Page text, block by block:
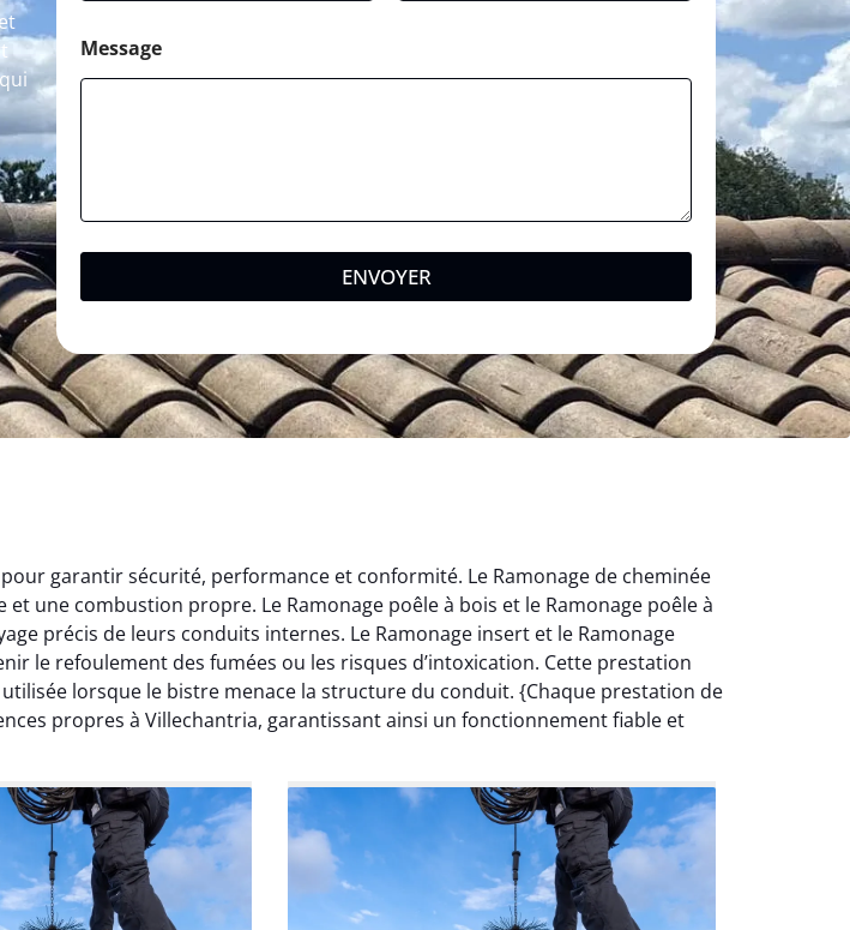
Message
ENVOYER
garantir sécurité, performance et conformité. Le Ramonage de cheminée
une combustion propre. Le Ramonage poêle à bois et le Ramonage poêle à
précis de leurs conduits internes. Le Ramonage insert et le Ramonage
le refoulement des fumées ou les risques d’intoxication. Cette prestation
lorsque le bistre menace la structure du conduit. {Chaque prestation de
propres à Villechantria, garantissant ainsi un fonctionnement fiable et